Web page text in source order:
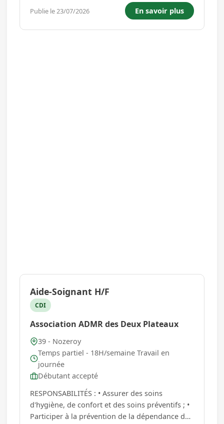
leur domicile pour favoriser leur bien-être,
préserver leur autonomie et leur permettre de
rester che...
Publie le 23/07/2026 En savoir plus
Aide-Soignant H/F
CDI
Association ADMR des Deux Plateaux
39 - Nozeroy
Temps partiel - 18H/semaine Travail en
journée
Débutant accepté
RESPONSABILITÉS : • Assurer des soins
d'hygiène, de confort et des soins préventifs ; •
Participer à la prévention de la dépendance de